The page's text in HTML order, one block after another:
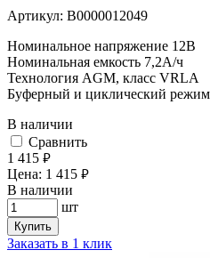
Артикул: В0000012049
Номинальное напряжение 12B
Номинальная емкость 7,2A/ч
Технология AGM, класс VRLA
Буферный и циклический режим
В наличии
Cравнить
1 415 руб.
Цена: 1 415 руб.
В наличии
шт
Купить
Заказать в 1 клик